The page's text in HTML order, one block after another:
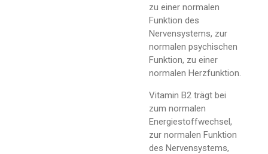
zu einer normalen
Funktion des
Nervensystems, zur
normalen psychischen
Funktion, zu einer
normalen Herzfunktion.
Vitamin B2 trägt bei
zum normalen
Energiestoffwechsel,
zur normalen Funktion
des Nervensystems,